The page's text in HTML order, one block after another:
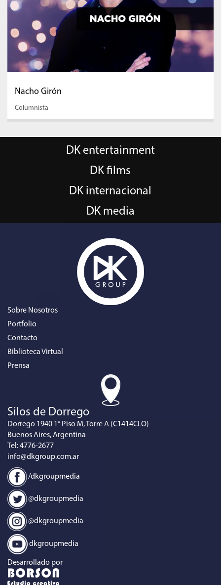
Nacho Girón
Columnista
DK entertainment
DK films
DK internacional
DK media
Sobre Nosotros
Portfolio
Contacto
Biblioteca Virtual
Prensa
Silos de Dorrego
Dorrego 1940 1° Piso M, Torre A (C1414CLO)
Buenos Aires, Argentina
Tel: 4776-2677
info@dkgroup.com.ar
/dkgroupmedia
@dkgroupmedia
@dkgroupmedia
dkgroupmedia
Desarrollado por